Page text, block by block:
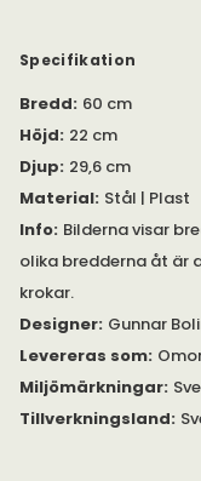
hall.
Hyllplanen är
svart färg. Konsolerna
mellan matt, eller
Hyllan finns tillgänglig
100, 110 och 120
Classic är designad
Specifikation
Bredd: 60 cm
Höjd: 22 cm
Djup: 29,6 cm
Material: Stål | Plast
Info: Bilderna visar
olika bredderna åt är
krokar.
Designer: Gunnar
Levereras som:
Miljömärkningar:
Tillverkningsland: